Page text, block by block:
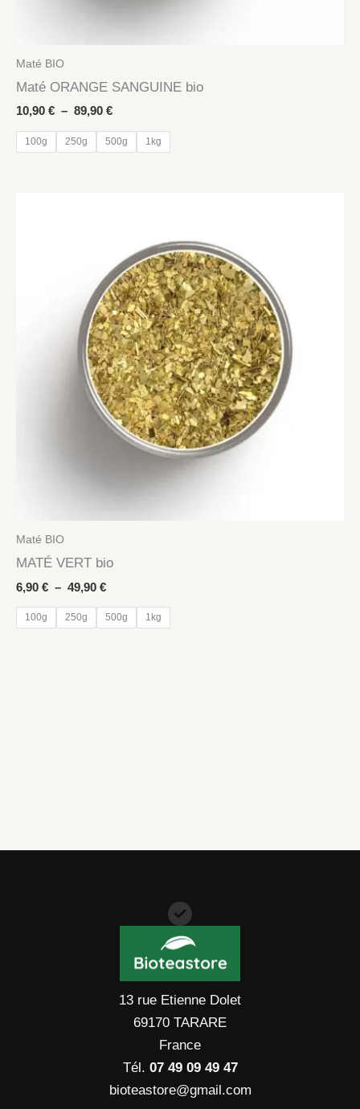
Maté BIO
Maté ORANGE SANGUINE bio
10,90 € – 89,90 €Plage
prix :
10,90 €
100g 250g 500g 1kg
Maté BIO
MATÉ VERT bio
6,90 € – 49,90 €Plage
prix :
6,90 €
100g 250g 500g 1kg
13 rue Etienne Dolet
69170 TARARE
France
Tél. 07 49 09 49 47
bioteastore@gmail.com